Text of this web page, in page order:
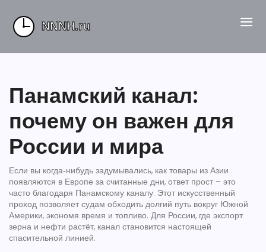
Панамский канал:
почему он важен для
России и мира
Если вы когда‑нибудь задумывались, как товары из Азии
появляются в Европе за считанные дни, ответ прост – это
часто благодаря Панамскому каналу. Этот искусственный
проход позволяет судам обходить долгий путь вокруг Южной
Америки, экономя время и топливо. Для России, где экспорт
зерна и нефти растёт, канал становится настоящей
спасительной линией.